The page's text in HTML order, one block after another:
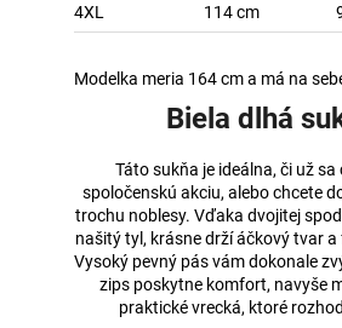
4XL
114 cm
Modelka meria 164 cm a má na
Biela dlhá
Táto sukňa je ideálna, či už
spoločenskú akciu, alebo chcete
trochu noblesy. Vďaka dvojitej
našitý tyl, krásne drží áčkový tvar
Vysoký pevný pás vám dokonale
zips poskytne komfort, navyše
praktické vrecká, ktoré